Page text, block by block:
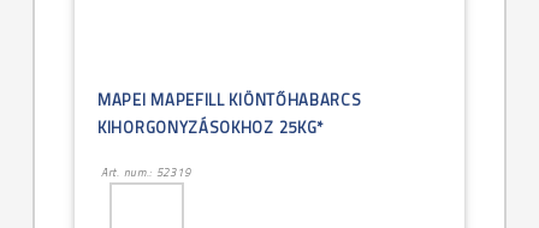
MAPEI MAPEFILL KIÖNTŐHABARCS
KIHORGONYZÁSOKHOZ 25KG*
Art. num.: 52319